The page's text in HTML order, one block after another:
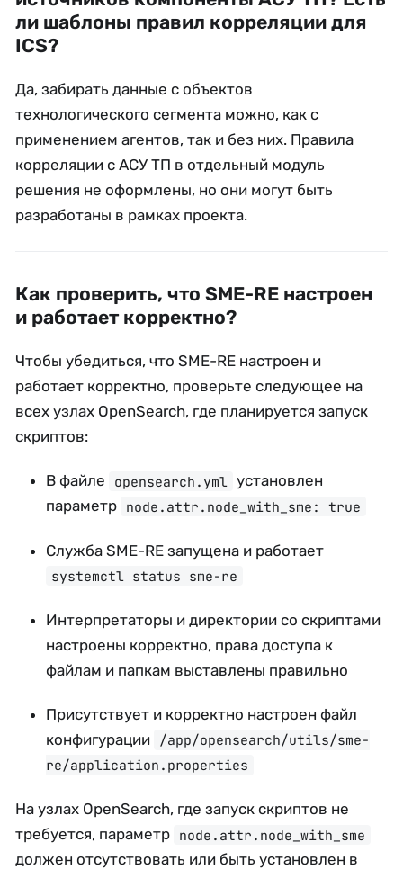
ли шаблоны правил корреляции для
ICS?
Да, забирать данные с объектов
технологического сегмента можно, как с
применением агентов, так и без них. Правила
корреляции с АСУ ТП в отдельный модуль
решения не оформлены, но они могут быть
разработаны в рамках проекта.
Как проверить, что SME-RE настроен
и работает корректно?
Чтобы убедиться, что SME-RE настроен и
работает корректно, проверьте следующее на
всех узлах OpenSearch, где планируется запуск
скриптов:
В файле opensearch.yml установлен
параметр node.attr.node_with_sme: true
Служба SME-RE запущена и работает
systemctl status sme-re
Интерпретаторы и директории со скриптами
настроены корректно, права доступа к
файлам и папкам выставлены правильно
Присутствует и корректно настроен файл
конфигурации
/app/opensearch/utils/sme-
re/application.properties
На узлах OpenSearch, где запуск скриптов не
требуется, параметр node.attr.node_with_sme
должен отсутствовать или быть установлен в